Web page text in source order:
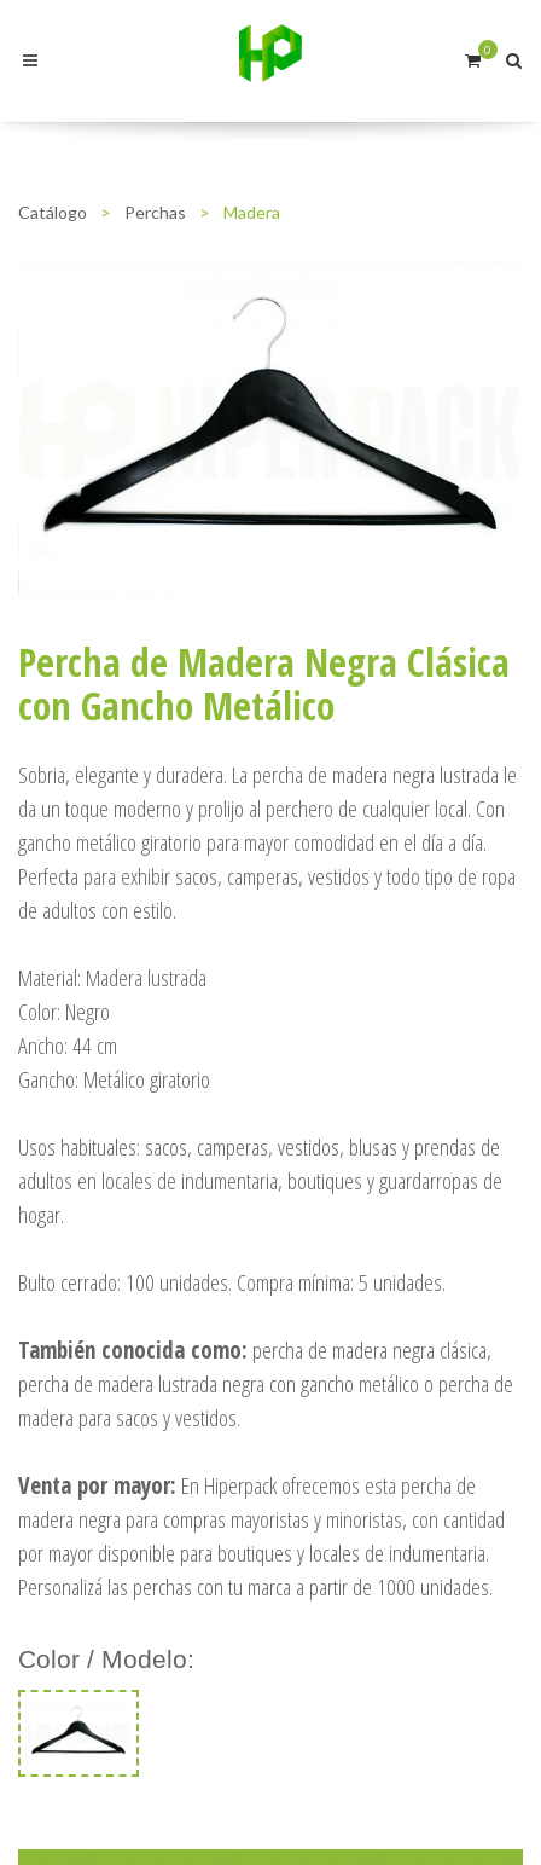
0
Catálogo > Perchas > Madera
Percha de Madera Negra Clásica
con Gancho Metálico
Sobria, elegante y duradera. La percha de madera negra lustrada le
da un toque moderno y prolijo al perchero de cualquier local. Con
gancho metálico giratorio para mayor comodidad en el día a día.
Perfecta para exhibir sacos, camperas, vestidos y todo tipo de ropa
de adultos con estilo.
Material: Madera lustrada
Color: Negro
Ancho: 44 cm
Gancho: Metálico giratorio
Usos habituales: sacos, camperas, vestidos, blusas y prendas de
adultos en locales de indumentaria, boutiques y guardarropas de
hogar.
Bulto cerrado: 100 unidades. Compra mínima: 5 unidades.
También conocida como: percha de madera negra clásica,
percha de madera lustrada negra con gancho metálico o percha de
madera para sacos y vestidos.
Venta por mayor: En Hiperpack ofrecemos esta percha de
madera negra para compras mayoristas y minoristas, con cantidad
por mayor disponible para boutiques y locales de indumentaria.
Personalizá las perchas con tu marca a partir de 1000 unidades.
Color / Modelo: